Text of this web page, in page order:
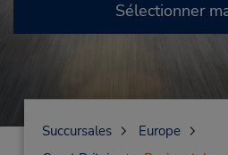
Sélectionner
Succursales
Europe